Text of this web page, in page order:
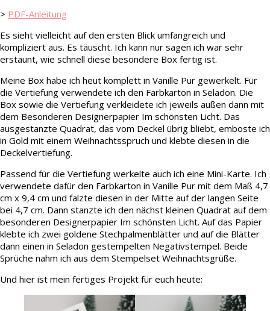
> PDF-Anleitung
Es sieht vielleicht auf den ersten Blick umfangreich und
kompliziert aus. Es täuscht. Ich kann nur sagen ich war sehr
erstaunt, wie schnell diese besondere Box fertig ist.
Meine Box habe ich heut komplett in Vanille Pur gewerkelt. Für
die Vertiefung verwendete ich den Farbkarton in Seladon. Die
Box sowie die Vertiefung verkleidete ich jeweils außen dann mit
dem Besonderen Designerpapier Im schönsten Licht. Das
ausgestanzte Quadrat, das vom Deckel übrig bliebt, emboste ich
in Gold mit einem Weihnachtsspruch und klebte diesen in die
Deckelvertiefung.
Passend für die Vertiefung werkelte auch ich eine Mini-Karte. Ich
verwendete dafür den Farbkarton in Vanille Pur mit dem Maß 4,7
cm x 9,4 cm und falzte diesen in der Mitte auf der langen Seite
bei 4,7 cm. Dann stanzte ich den nächst kleinen Quadrat auf dem
besonderen Designerpapier Im schönsten Licht. Auf das Papier
klebte ich zwei goldene Stechpalmenblätter und auf die Blätter
dann einen in Seladon gestempelten Negativstempel. Beide
Sprüche nahm ich aus dem Stempelset Weihnachtsgrüße.
Und hier ist mein fertiges Projekt für euch heute: